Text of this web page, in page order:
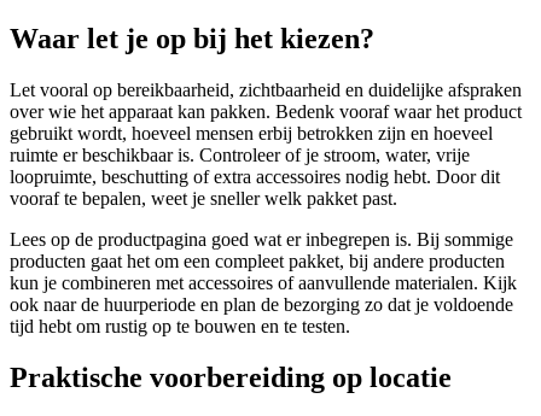
Waar let je op bij het kiezen?
Let vooral op bereikbaarheid, zichtbaarheid en duidelijke afspraken
over wie het apparaat kan pakken. Bedenk vooraf waar het product
gebruikt wordt, hoeveel mensen erbij betrokken zijn en hoeveel
ruimte er beschikbaar is. Controleer of je stroom, water, vrije
loopruimte, beschutting of extra accessoires nodig hebt. Door dit
vooraf te bepalen, weet je sneller welk pakket past.
Lees op de productpagina goed wat er inbegrepen is. Bij sommige
producten gaat het om een compleet pakket, bij andere producten
kun je combineren met accessoires of aanvullende materialen. Kijk
ook naar de huurperiode en plan de bezorging zo dat je voldoende
tijd hebt om rustig op te bouwen en te testen.
Praktische voorbereiding op locatie